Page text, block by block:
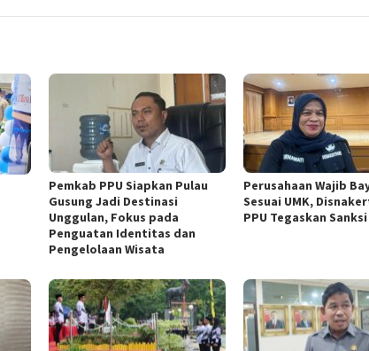
Pemkab PPU Siapkan Pulau
Gusung Jadi Destinasi
Unggulan, Fokus pada
Penguatan Identitas dan
Pengelolaan Wisata
Perusahaan Wajib
Sesuai UMK,
PPU Tegaskan